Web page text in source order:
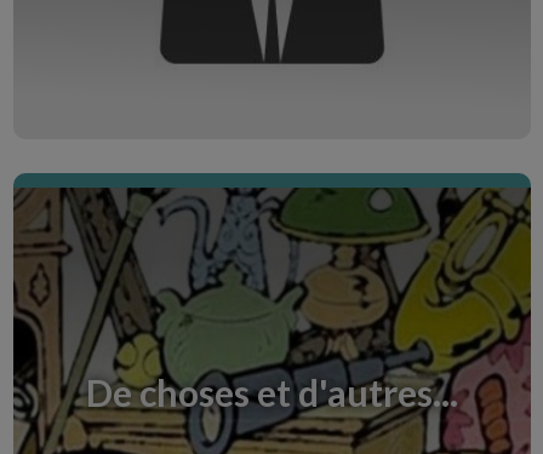
Entdecke den Creative Room
De choses et d'autres...
Anatomie du voyage
Il n'y a pas qu'une seule façon de voyager... et le
voyage ne laisse personne indifférent. Quelle
est votre attitude ?
Entdecke den Creative Room